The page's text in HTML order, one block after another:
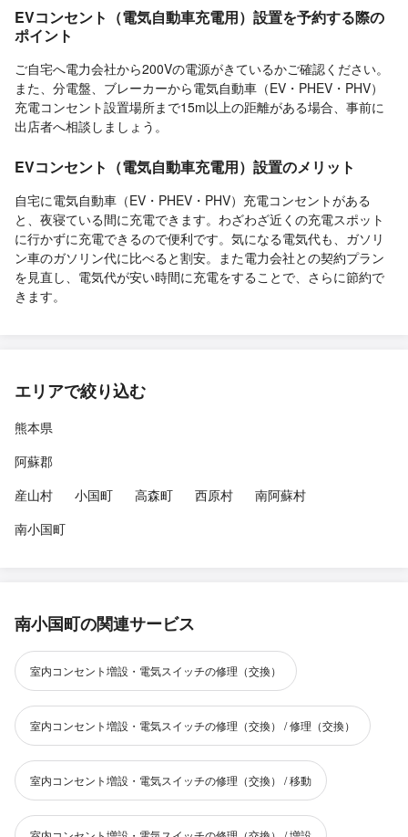
EVコンセント（電気自動車充電用）設置を予約する際の
ポイント
ご自宅へ電力会社から200Vの電源がきているかご確認ください。
また、分電盤、ブレーカーから電気自動車（EV・PHEV・PHV）
充電コンセント設置場所まで15m以上の距離がある場合、事前に
出店者へ相談しましょう。
EVコンセント（電気自動車充電用）設置のメリット
自宅に電気自動車（EV・PHEV・PHV）充電コンセントがある
と、夜寝ている間に充電できます。わざわざ近くの充電スポット
に行かずに充電できるので便利です。気になる電気代も、ガソリ
ン車のガソリン代に比べると割安。また電力会社との契約プラン
を見直し、電気代が安い時間に充電をすることで、さらに節約で
きます。
エリアで絞り込む
熊本県
阿蘇郡
産山村
小国町 高森町 西原村
南阿蘇村
南小国町
南小国町の関連サービス
室内コンセント増設・電気スイッチの修理（交換）
室内コンセント増設・電気スイッチの修理（交換） / 修理（交換）
室内コンセント増設・電気スイッチの修理（交換） / 移動